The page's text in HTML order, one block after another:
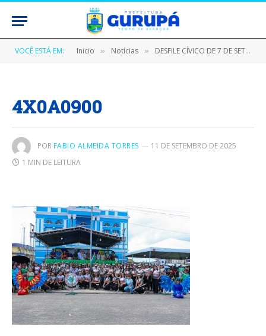
VOCÊ ESTÁ EM: Inicio » Notícias » DESFILE CÍVICO DE 7 DE SETEMBRO EM GURUPÁ DESTACA A COP30 E REFORÇA O COMPROMISSO COM O MEIO AMBIENTE
4X0A0900
PORFABIO ALMEIDA TORRES
11 DE SETEMBRO DE 2025
1 MIN DE LEITURA